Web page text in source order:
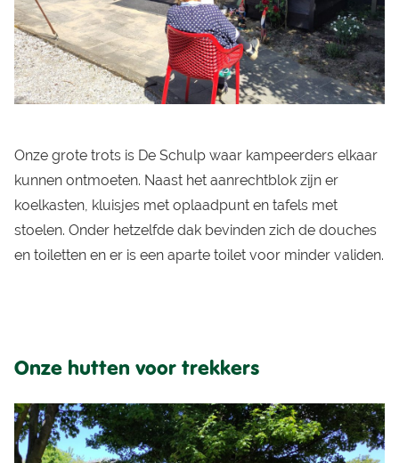
Onze grote trots is De Schulp waar kampeerders elkaar
kunnen ontmoeten. Naast het aanrechtblok zijn er
koelkasten, kluisjes met oplaadpunt en tafels met
stoelen. Onder hetzelfde dak bevinden zich de douches
en toiletten en er is een aparte toilet voor minder validen.
Onze hutten voor trekkers